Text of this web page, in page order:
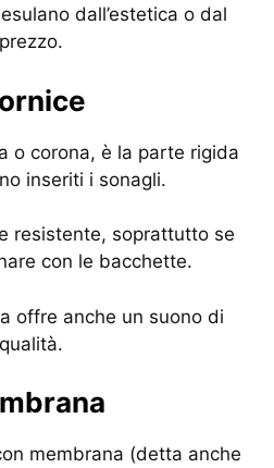
dall’estetica o dal
prezzo.
o corona, è la parte rigida
inseriti i sonagli.
resistente, soprattutto se
con le bacchette.
offre anche un suono di
qualità.
membrana (detta anche